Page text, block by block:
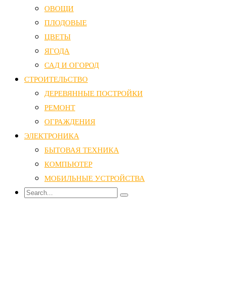
ОВОЩИ
ПЛОДОВЫЕ
ЦВЕТЫ
ЯГОДА
САД И ОГОРОД
СТРОИТЕЛЬСТВО
ДЕРЕВЯННЫЕ ПОСТРОЙКИ
РЕМОНТ
ОГРАЖДЕНИЯ
ЭЛЕКТРОНИКА
БЫТОВАЯ ТЕХНИКА
КОМПЬЮТЕР
МОБИЛЬНЫЕ УСТРОЙСТВА